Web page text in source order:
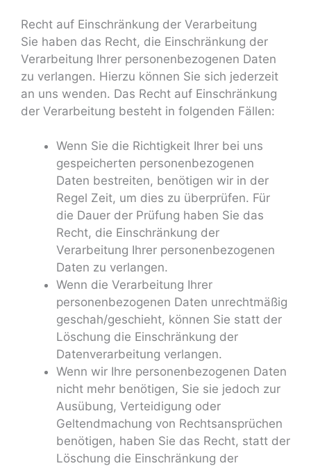
Recht auf Einschränkung der Verarbeitung
Sie haben das Recht, die Einschränkung der
Verarbeitung Ihrer personenbezogenen Daten
zu verlangen. Hierzu können Sie sich jederzeit
an uns wenden. Das Recht auf Einschränkung
der Verarbeitung besteht in folgenden Fällen:
Wenn Sie die Richtigkeit Ihrer bei uns
gespeicherten personenbezogenen
Daten bestreiten, benötigen wir in der
Regel Zeit, um dies zu überprüfen. Für
die Dauer der Prüfung haben Sie das
Recht, die Einschränkung der
Verarbeitung Ihrer personenbezogenen
Daten zu verlangen.
Wenn die Verarbeitung Ihrer
personenbezogenen Daten unrechtmäßig
geschah/geschieht, können Sie statt der
Löschung die Einschränkung der
Datenverarbeitung verlangen.
Wenn wir Ihre personenbezogenen Daten
nicht mehr benötigen, Sie sie jedoch zur
Ausübung, Verteidigung oder
Geltendmachung von Rechtsansprüchen
benötigen, haben Sie das Recht, statt der
Löschung die Einschränkung der